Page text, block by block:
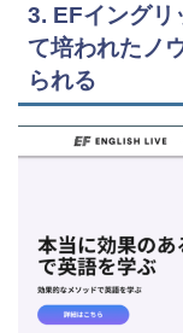
3. EFイングリ
て培われたノ
られる